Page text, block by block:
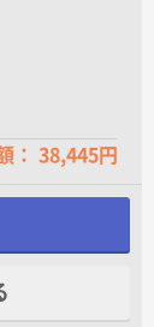
： 38,445円